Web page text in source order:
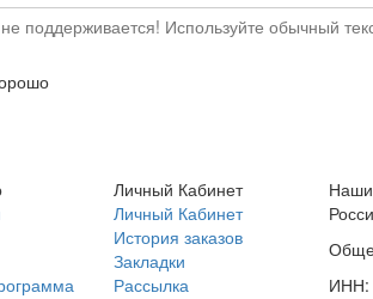
поддерживается! Используйте обычный
Личный Кабинет
Личный Кабинет
История заказов
Закладки
Рассылка
Наши
ИНН: